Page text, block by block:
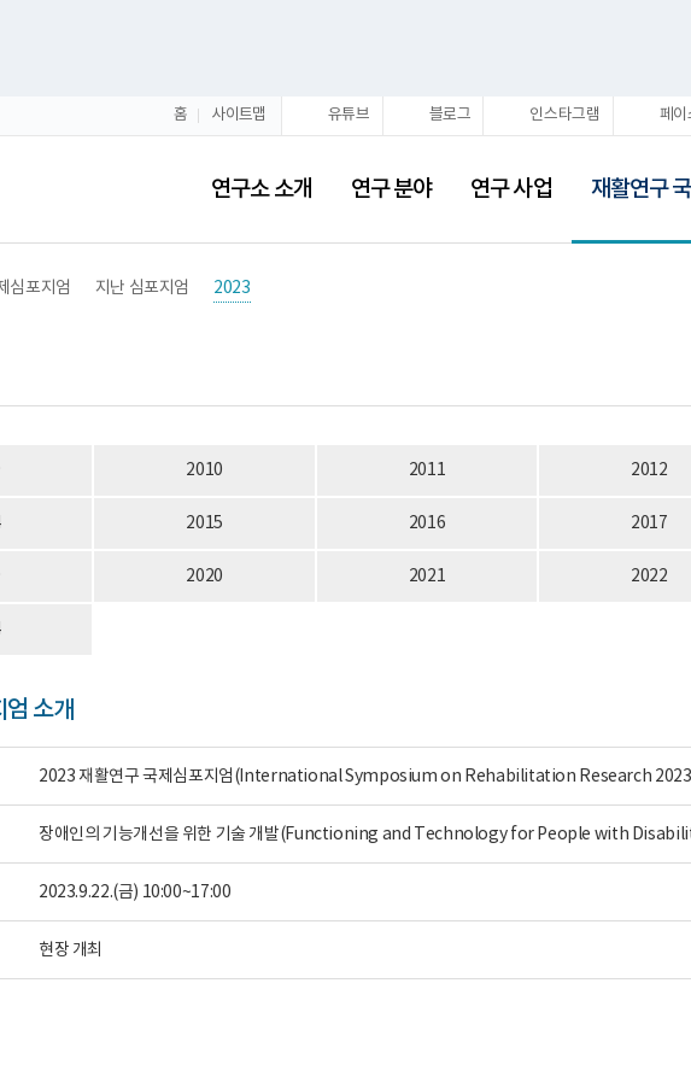
홈 사이트맵 유튜브 블로그 인스타그램 페이
연구소 소개 연구 분야 연구 사업 재활연구
심포지엄 지난 심포지엄 2023
2010 2011 2012
2015 2016 2017
2020 2021 2022
소개
2023 재활연구 국제심포지엄(International Symposium on Rehabilitation Research
장애인의 기능개선을 위한 기술 개발(Functioning and Technology for People with
2023.9.22.(금) 10:00~17:00
현장 개최